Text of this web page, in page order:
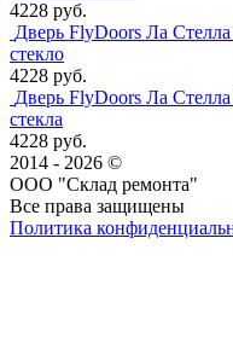
4228 руб.
Дверь FlyDoors Ла
стекло
4228 руб.
Дверь FlyDoors Ла
стекла
4228 руб.
2014 - 2026 ©
ООО "Склад ремонта"
Все права защищены
Политика